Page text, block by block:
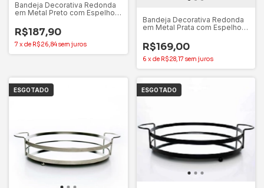
Bandeja Decorativa Redonda
em Metal Preto com Espelho
24,5cm
R$187,90
7 xde R$26,84sem juros
Bandeja Decorativa Redonda
em Metal Prata com Espelho
19,5cm
R$169,00
6 xde R$28,17 sem juros
ESGOTADO ESGOTADO